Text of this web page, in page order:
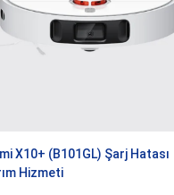
X10+ (B101GL) Şarj Hatası
Hizmeti